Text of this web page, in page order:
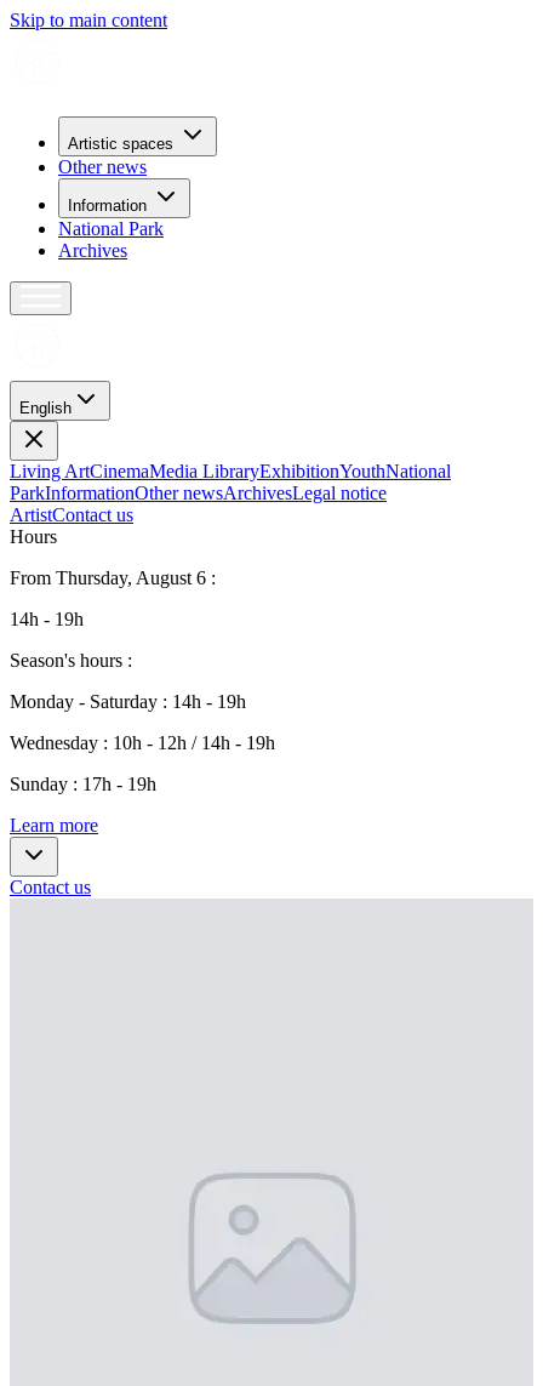
Skip to main content
Artistic spaces
Other news
Information
National Park
Archives
English
Living ArtCinemaMedia LibraryExhibitionYouthNational
ParkInformationOther newsArchivesLegal notice
ArtistContact us
Hours
From Thursday, August 6 :
14h - 19h
Season's hours :
Monday - Saturday : 14h - 19h
Wednesday : 10h - 12h / 14h - 19h
Sunday : 17h - 19h
Learn more
Contact us